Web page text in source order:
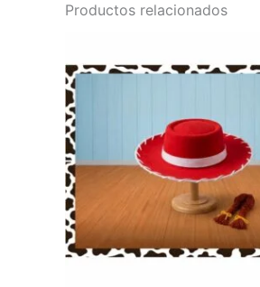
Productos relacionados